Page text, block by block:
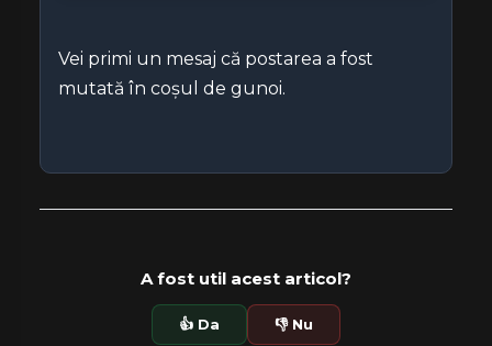
Vei primi un mesaj că postarea a fost
mutată în coșul de gunoi.
A fost util acest articol?
👍 Da 👎 Nu